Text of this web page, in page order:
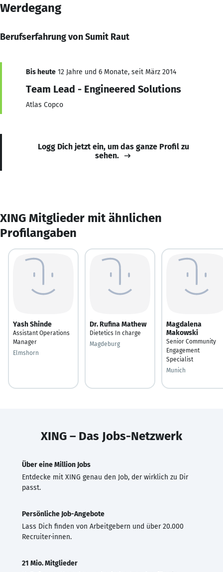
Werdegang
Berufserfahrung von Sumit Raut
Bis heute 12 Jahre und 6 Monate, seit März 2014
Team Lead - Engineered Solutions
Atlas Copco
Logg Dich jetzt ein, um das ganze Profil zu
sehen.
XING Mitglieder mit ähnlichen
Profilangaben
Yash Shinde
Assistant Operations
Manager
Elmshorn
Dr. Rufina Mathew
Dietetics In charge
Magdeburg
Magdalena
Makowski
Senior Community
Engagement
Specialist
Munich
XING – Das Jobs-Netzwerk
Über eine Million Jobs
Entdecke mit XING genau den Job, der wirklich zu Dir
passt.
Persönliche Job-Angebote
Lass Dich finden von Arbeitgebern und über 20.000
Recruiter·innen.
21 Mio. Mitglieder